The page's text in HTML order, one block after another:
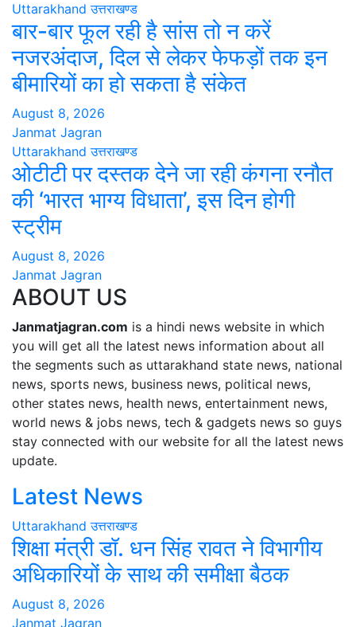
Uttarakhand उत्तराखण्ड
बार-बार फूल रही है सांस तो न करें
नजरअंदाज, दिल से लेकर फेफड़ों तक इन
बीमारियों का हो सकता है संकेत
August 8, 2026
Janmat Jagran
Uttarakhand उत्तराखण्ड
ओटीटी पर दस्तक देने जा रही कंगना रनौत
की ‘भारत भाग्य विधाता’, इस दिन होगी
स्ट्रीम
August 8, 2026
Janmat Jagran
ABOUT US
Janmatjagran.com is a hindi news website in which
you will get all the latest news information about all
the segments such as uttarakhand state news, national
news, sports news, business news, political news,
other states news, health news, entertainment news,
world news & jobs news, tech & gadgets news so guys
stay connected with our website for all the latest news
update.
Latest News
Uttarakhand उत्तराखण्ड
शिक्षा मंत्री डॉ. धन सिंह रावत ने विभागीय
अधिकारियों के साथ की समीक्षा बैठक
August 8, 2026
Janmat Jagran